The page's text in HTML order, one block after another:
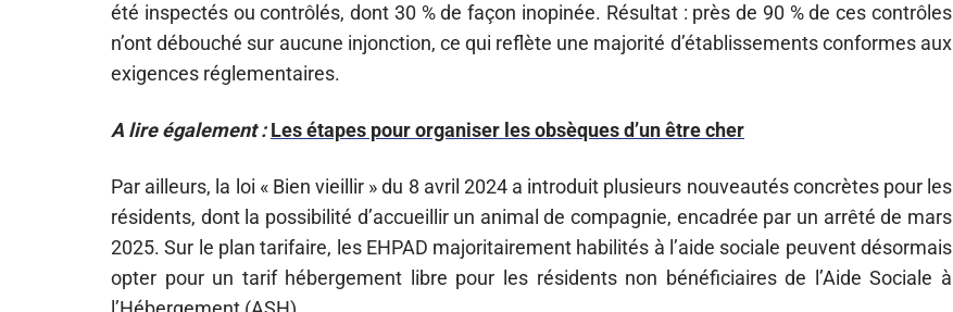
été inspectés ou contrôlés, dont 30 % de façon inopinée. Résultat : près de 90 % de ces contrôles
n’ont débouché sur aucune injonction, ce qui reflète une majorité d’établissements conformes aux
exigences réglementaires.
A lire également : Les étapes pour organiser les obsèques d’un être cher
Par ailleurs, la loi « Bien vieillir » du 8 avril 2024 a introduit plusieurs nouveautés concrètes pour les
résidents, dont la possibilité d’accueillir un animal de compagnie, encadrée par un arrêté de mars
2025. Sur le plan tarifaire, les EHPAD majoritairement habilités à l’aide sociale peuvent désormais
opter pour un tarif hébergement libre pour les résidents non bénéficiaires de l’Aide Sociale à